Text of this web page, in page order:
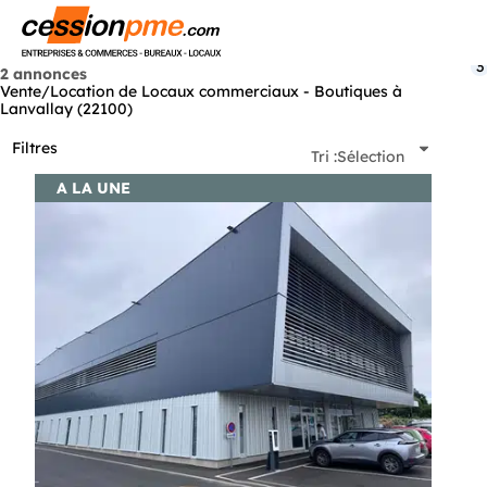
2 annonces
Vente/Location de Locaux commerciaux - Boutiques à
Lanvallay (22100)
Filtres
3
Tri :Sélection
A LA UNE